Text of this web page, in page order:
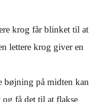
krog får blinket til at
lettere krog giver en
bøjning på midten kan
få det til at flakse